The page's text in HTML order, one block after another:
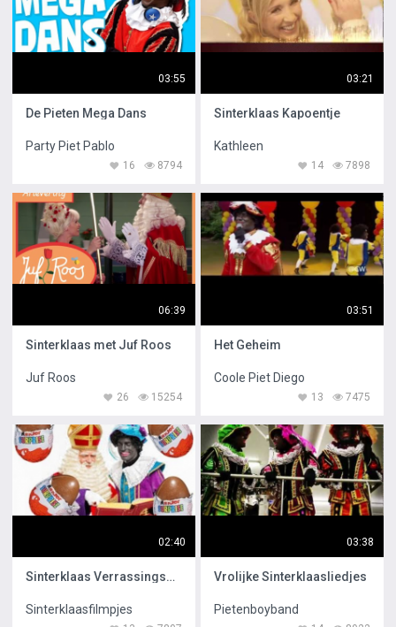
03:55
De Pieten Mega Dans
Party Piet Pablo
8794
16
03:21
Sinterklaas Kapoentje
Kathleen
7898
14
06:39
Sinterklaas met Juf Roos
Juf Roos
15254
26
03:51
Het Geheim
Coole Piet Diego
7475
13
02:40
Sinterklaas Verrassingseieren
Sinterklaasfilmpjes
03:38
Vrolijke Sinterklaasliedjes
Pietenboyband